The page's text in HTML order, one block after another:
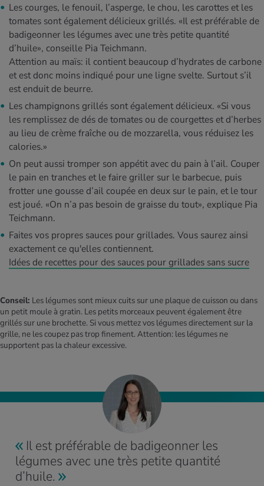
Les courges, le fenouil, l’asperge, le chou, les carottes et les
tomates sont également délicieux grillés. «Il est préférable de
badigeonner les légumes avec une très petite quantité
d’huile», conseille Pia Teichmann.
Attention au maïs: il contient beaucoup d’hydrates de carbone
et est donc moins indiqué pour une ligne svelte. Surtout s’il
est enduit de beurre.
Les champignons grillés sont également délicieux. «Si vous
les remplissez de dés de tomates ou de courgettes et d’herbes
au lieu de crème fraîche ou de mozzarella, vous réduisez les
calories.»
On peut aussi tromper son appétit avec du pain à l’ail. Couper
le pain en tranches et le faire griller sur le barbecue, puis
frotter une gousse d’ail coupée en deux sur le pain, et le tour
est joué. «On n’a pas besoin de graisse du tout», explique Pia
Teichmann.
Faites vos propres sauces pour grillades. Vous saurez ainsi
exactement ce qu'elles contiennent.
Idées de recettes pour des sauces pour grillades sans sucre
Conseil: Les légumes sont mieux cuits sur une plaque de cuisson ou dans
un petit moule à gratin. Les petits morceaux peuvent également être
grillés sur une brochette. Si vous mettez vos légumes directement sur la
grille, ne les coupez pas trop finement. Attention: les légumes ne
supportent pas la chaleur excessive.
Il est préférable de badigeonner les
légumes avec une très petite quantité
d’huile.